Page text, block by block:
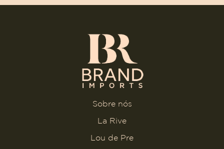
Sobre nós
La Rive
Lou de Pre